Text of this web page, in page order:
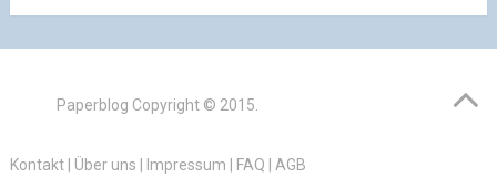
Paperblog Copyright © 2015.
Kontakt| Über uns Impressum FAQ AGB